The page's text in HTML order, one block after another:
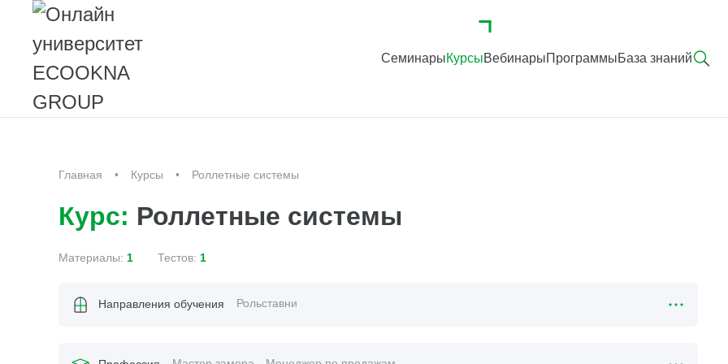
СеминарыКурсыВебинарыПрограммыБаза знаний
Главная Курсы Роллетные системы
Курс: Роллетные системы
Материалы: 1 Тестов: 1
Направления обучения Рольставни